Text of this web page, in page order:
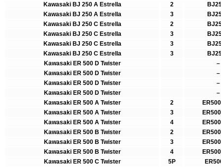
Kawasaki BJ 250 A Estrella 2
Kawasaki BJ 250 A Estrella
3
Kawasaki BJ 250 C Estrella
2
Kawasaki BJ 250 C Estrella
3
Kawasaki BJ 250 C Estrella
3
Kawasaki BJ 250 C Estrella
3
Kawasaki ER 500 D Twister
–
Kawasaki ER 500 D Twister
–
Kawasaki ER 500 D Twister
–
Kawasaki ER 500 D Twister
–
Kawasaki ER 500 A Twister
2
Kawasaki ER 500 A Twister
3
Kawasaki ER 500 A Twister
4
Kawasaki ER 500 B Twister
2
Kawasaki ER 500 B Twister
3
Kawasaki ER 500 B Twister
4
Kawasaki ER 500 C Twister
5P